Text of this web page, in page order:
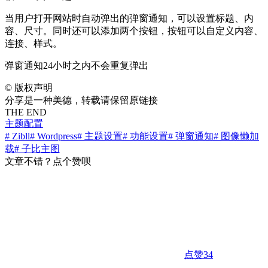
当用户打开网站时自动弹出的弹窗通知，可以设置标题、内
容、尺寸。同时还可以添加两个按钮，按钮可以自定义内容、
连接、样式。
弹窗通知24小时之内不会重复弹出
© 版权声明
分享是一种美德，转载请保留原链接
THE END
主题配置
# Zibll# Wordpress# 主题设置# 功能设置# 弹窗通知# 图像懒加
载# 子比主图
文章不错？点个赞呗
点赞34